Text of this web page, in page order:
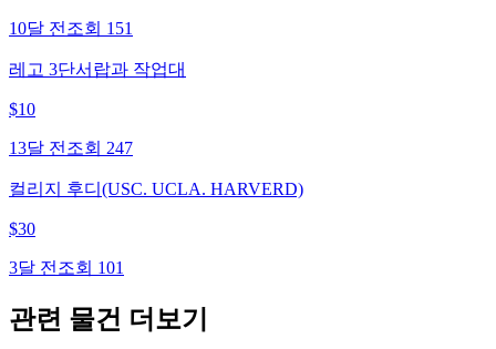
10달 전 조회 151
레고 3단서랍과 작업대
$10
13달 전 조회 247
컬리지 후디(USC. UCLA. HARVERD)
$30
3달 전 조회 101
관련 물건 더보기